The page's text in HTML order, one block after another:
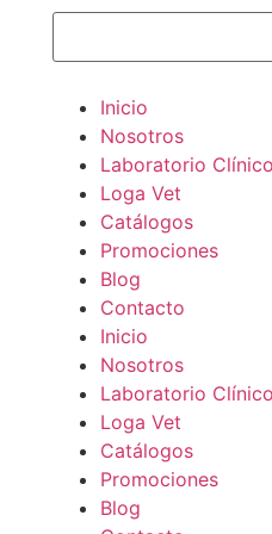
Inicio
Nosotros
Laboratorio Clínico
Loga Vet
Catálogos
Promociones
Blog
Contacto
Inicio
Nosotros
Laboratorio Clínico
Loga Vet
Catálogos
Promociones
Blog